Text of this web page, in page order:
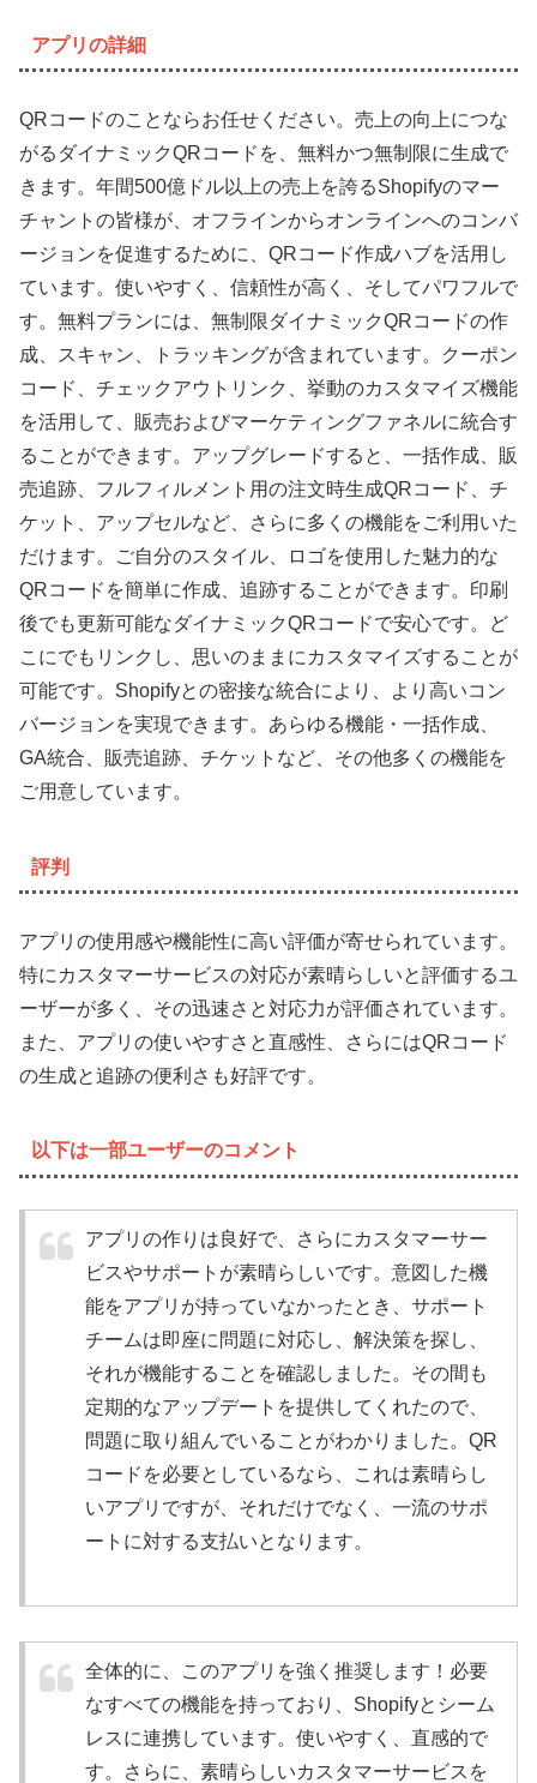
アプリの詳細
QRコードのことならお任せください。売上の向上につな
がるダイナミックQRコードを、無料かつ無制限に生成で
きます。年間500億ドル以上の売上を誇るShopifyのマー
チャントの皆様が、オフラインからオンラインへのコンバ
ージョンを促進するために、QRコード作成ハブを活用し
ています。使いやすく、信頼性が高く、そしてパワフルで
す。無料プランには、無制限ダイナミックQRコードの作
成、スキャン、トラッキングが含まれています。クーポン
コード、チェックアウトリンク、挙動のカスタマイズ機能
を活用して、販売およびマーケティングファネルに統合す
ることができます。アップグレードすると、一括作成、販
売追跡、フルフィルメント用の注文時生成QRコード、チ
ケット、アップセルなど、さらに多くの機能をご利用いた
だけます。ご自分のスタイル、ロゴを使用した魅力的な
QRコードを簡単に作成、追跡することができます。印刷
後でも更新可能なダイナミックQRコードで安心です。ど
こにでもリンクし、思いのままにカスタマイズすることが
可能です。Shopifyとの密接な統合により、より高いコン
バージョンを実現できます。あらゆる機能・一括作成、
GA統合、販売追跡、チケットなど、その他多くの機能を
ご用意しています。
評判
アプリの使用感や機能性に高い評価が寄せられています。
特にカスタマーサービスの対応が素晴らしいと評価するユ
ーザーが多く、その迅速さと対応力が評価されています。
また、アプリの使いやすさと直感性、さらにはQRコード
の生成と追跡の便利さも好評です。
以下は一部ユーザーのコメント
アプリの作りは良好で、さらにカスタマーサー
ビスやサポートが素晴らしいです。意図した機
能をアプリが持っていなかったとき、サポート
チームは即座に問題に対応し、解決策を探し、
それが機能することを確認しました。その間も
定期的なアップデートを提供してくれたので、
問題に取り組んでいることがわかりました。QR
コードを必要としているなら、これは素晴らし
いアプリですが、それだけでなく、一流のサポ
ートに対する支払いとなります。
全体的に、このアプリを強く推奨します！必要
なすべての機能を持っており、Shopifyとシーム
レスに連携しています。使いやすく、直感的で
す。さらに、素晴らしいカスタマーサービスを